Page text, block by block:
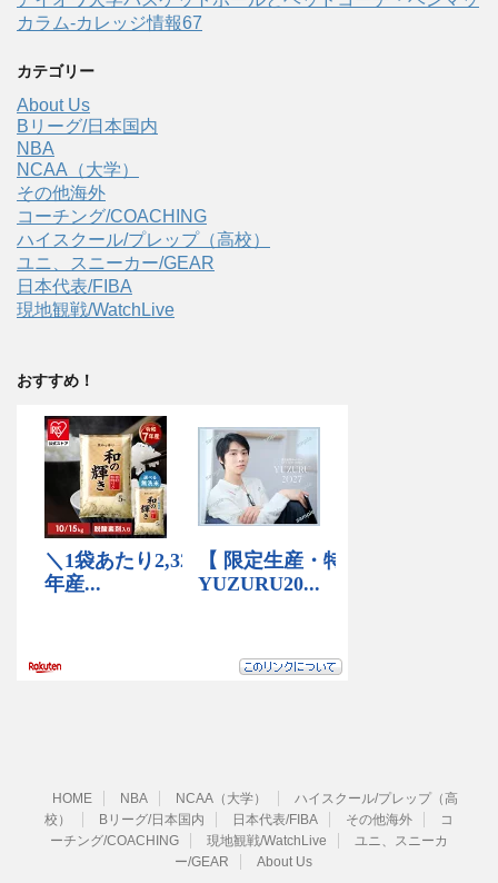
カラム-カレッジ情報67
カテゴリー
About Us
Bリーグ/日本国内
NBA
NCAA（大学）
その他海外
コーチング/COACHING
ハイスクール/プレップ（高校）
ユニ、スニーカー/GEAR
日本代表/FIBA
現地観戦/WatchLive
おすすめ！
HOME NBA NCAA（大学）
ハイスクール/プレップ（高
校）
Bリーグ/日本国内 日本代表/FIBA その他海外
コ
ーチング/COACHING
現地観戦/WatchLive
ユニ、スニーカ
ー/GEAR
About Us